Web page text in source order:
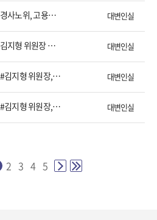
사회적 대화 Brief 2026-2호(#경사노위, 고용노동부·중앙노동위원회와 함께 ‘모두가 행복하게 일할 수 있는 나라’ 위한 정책 간담회 개최) 대변인실
사회적 대화 Brief 2026-1호(#김지형 위원장 신년사 #국민과 함께하는 사회적 대화 2.0 시대를 열자) 대변인실
사회적 대화 Brief 2025-17호(#김지형 위원장, 민주노총 지도부와 공식 상견례) 대변인실
사회적 대화 Brief 2025-16호(#김지형 위원장, 3개 경제 단체 방문) 대변인실
2 3 4 5